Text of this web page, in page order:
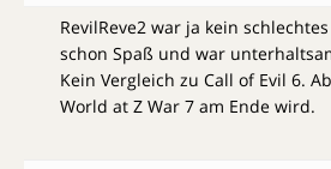
RevilReve2 war ja kein
schon Spaß und war
Kein Vergleich zu Call of Evil 6.
World at Z War 7 am Ende wird.